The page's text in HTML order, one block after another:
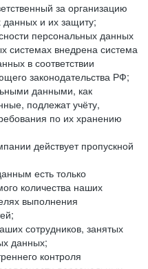
за организацию
и их защиту;
персональных данных
системах внедрена система
в соответствии
законодательства РФ;
данными, как
подлежат учёту,
по их хранению
действует пропускной
есть только
количества наших
выполнения
сотрудников, занятых
данных;
контроля